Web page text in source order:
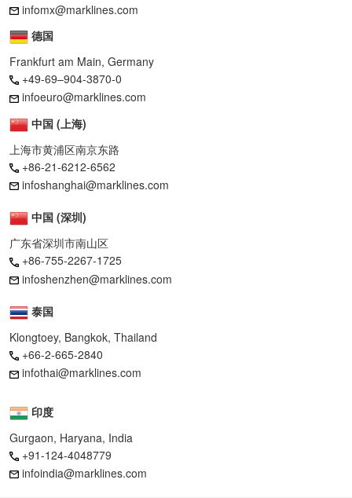
infomx@marklines.com
德国
Frankfurt am Main, Germany
+49-69–904-3870-0
infoeuro@marklines.com
中国 (上海)
上海市黄浦区南京东路
+86-21-6212-6562
infoshanghai@marklines.com
中国 (深圳)
广东省深圳市南山区
+86-755-2267-1725
infoshenzhen@marklines.com
泰国
Klongtoey, Bangkok, Thailand
+66-2-665-2840
infothai@marklines.com
印度
Gurgaon, Haryana, India
+91-124-4048779
infoindia@marklines.com